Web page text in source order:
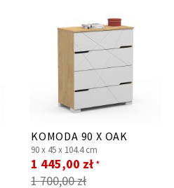
KOMODA 90 X OAK
90 x 45 x 104.4 cm
1 700,00 zł
Cena
promocyjna
1 445,00 zł *